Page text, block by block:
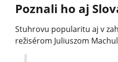
Poznali ho aj
Stuhrovu popularitu aj v
režisérom Juliuszom